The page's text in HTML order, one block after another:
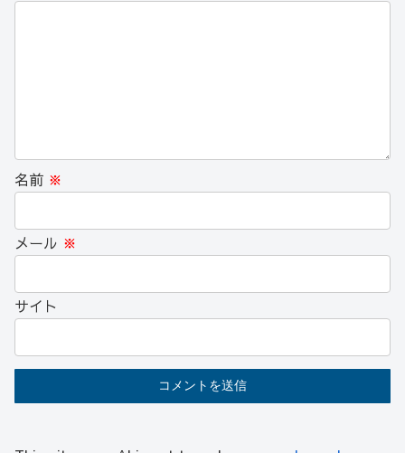
名前 ※
メール ※
サイト